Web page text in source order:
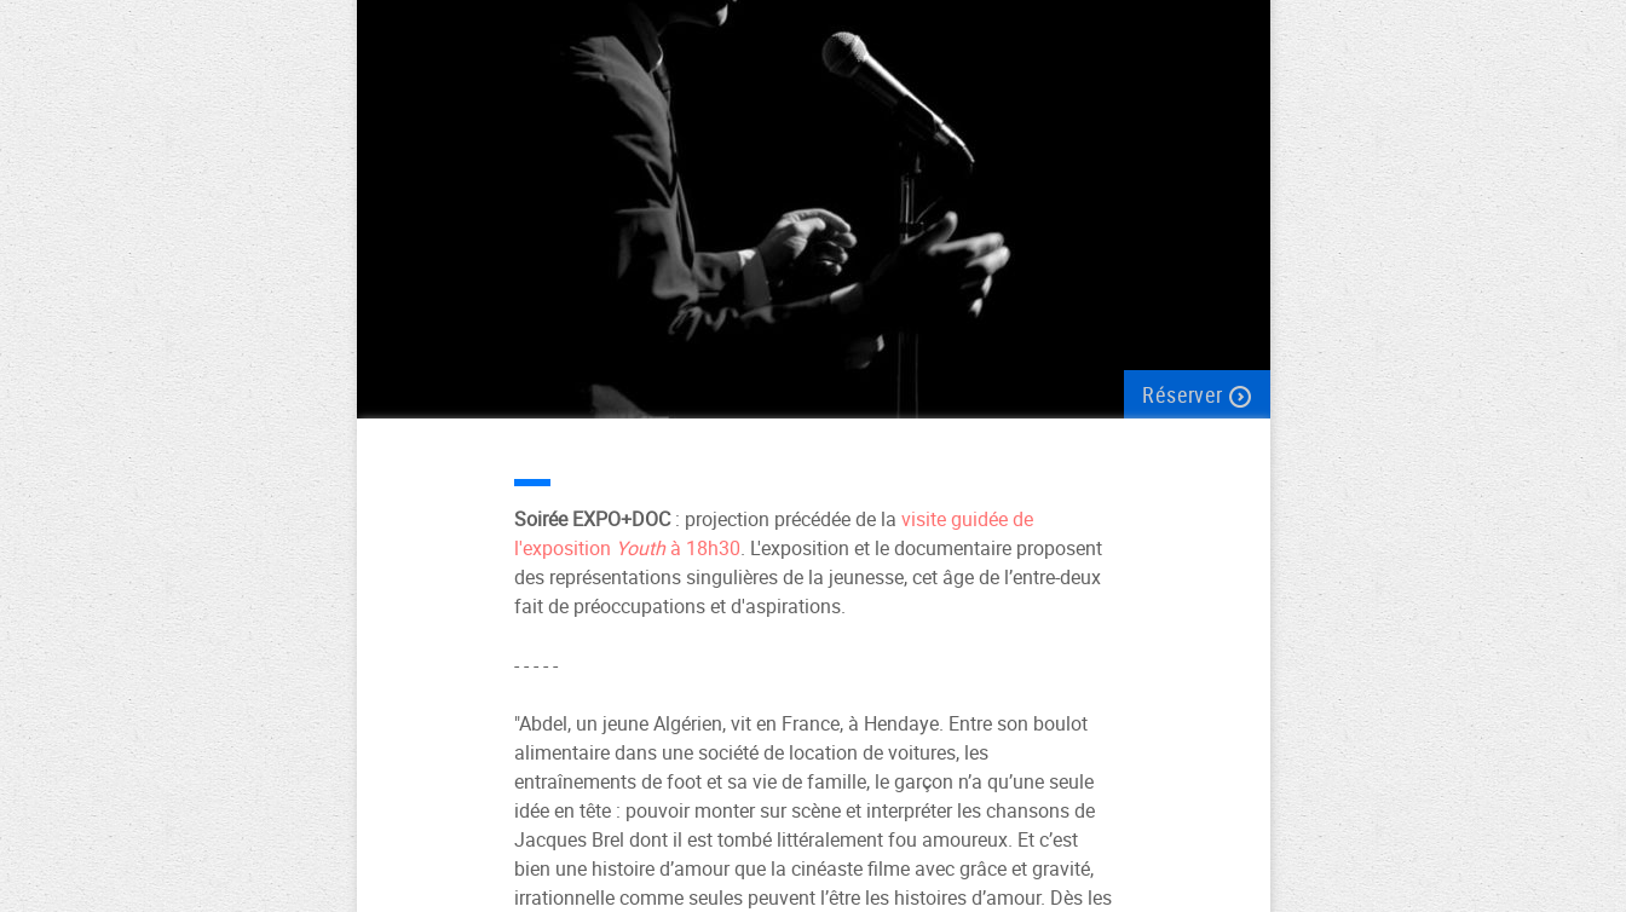
Réserver
Soirée EXPO+DOC: projection précédée de la visite guidée de
l'exposition Youthà 18h30. L'exposition et le documentaire proposent
des représentations singulières de la jeunesse, cet âge de l’entre-deux
fait de préoccupations et d'aspirations.
- - - - -
"Abdel, un jeune Algérien, vit en France, à Hendaye. Entre son boulot
alimentaire dans une société de location de voitures, les
entraînements de foot et sa vie de famille, le garçon n’a qu’une seule
idée en tête : pouvoir monter sur scène et interpréter les chansons de
Jacques Brel dont il est tombé littéralement fou amoureux. Et c’est
bien une histoire d’amour que la cinéaste filme avec grâce et gravité,
irrationnelle comme seules peuvent l’être les histoires d’amour. Dès les